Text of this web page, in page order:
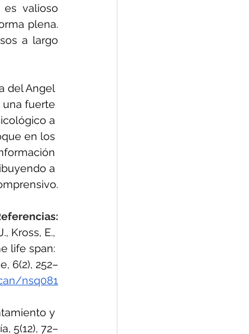
valioso
plena.
a largo
del Angel
una fuerte
a
en los
a
Kross, E.,
life span:
6(2), 252–
nsq081
y
5(12), 72–